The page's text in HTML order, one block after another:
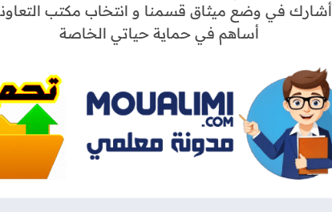
أشارك في وضع ميثاق قسمنا و انتخاب مكتب
أساهم في حماية حياتي الخاصة